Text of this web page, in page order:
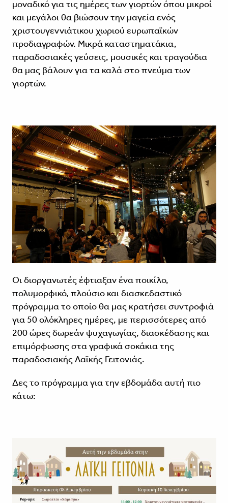
μοναδικό για τις ημέρες των γιορτών όπου μικροί
και μεγάλοι θα βιώσουν την μαγεία ενός
χριστουγεννιάτικου χωριού ευρωπαϊκών
προδιαγραφών. Μικρά καταστηματάκια,
παραδοσιακές γεύσεις, μουσικές και τραγούδια
θα μας βάλουν για τα καλά στο πνεύμα των
γιορτών.
Οι διοργανωτές έφτιαξαν ένα ποικίλο,
πολυμορφικό, πλούσιο και διασκεδαστικό
πρόγραμμα το οποίο θα μας κρατήσει συντροφιά
για 50 ολόκληρες ημέρες, με περισσότερες από
200 ώρες δωρεάν ψυχαγωγίας, διασκέδασης και
επιμόρφωσης στα γραφικά σοκάκια της
παραδοσιακής Λαϊκής Γειτονιάς.
Δες το πρόγραμμα για την εβδομάδα αυτή πιο
κάτω: